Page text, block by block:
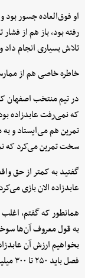
او فوق‌العاده جسور
رفته بود، باز هم از
تلاش بسیاری انجام
خاطره خاصی هم از
در تیم منتخب اصفهان
تمرین هم می‌ایستاد و
سخت تمرین می‌کرد که
گفتید به کمتر از حق
عابدزاده الان بازی
همانطور که گفتم،
به قول معروف آن‌ها
بخواهیم ارزش آن
فصل باید ۲۵۰ تا ۳۰۰ میلیارد پول می‌گرفت.